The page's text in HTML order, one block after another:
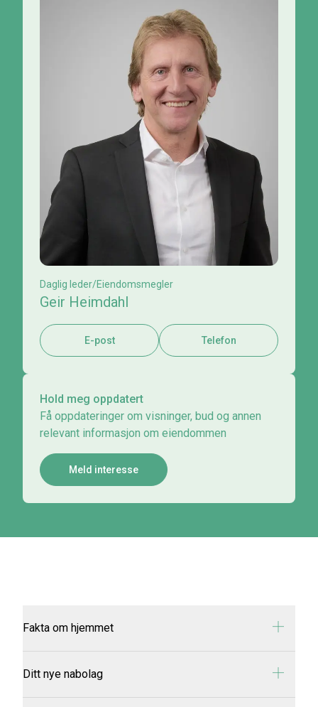
Daglig leder/Eiendomsmegler
Geir Heimdahl
E-post Telefon
Hold meg oppdatert
Få oppdateringer om visninger, bud og annen
relevant informasjon om eiendommen
Meld interesse
Fakta om hjemmet
Adresse:
Furulia 12
Oppragsnummer:
Prisantydning:kr 3 690 000
Ditt nye nabolag